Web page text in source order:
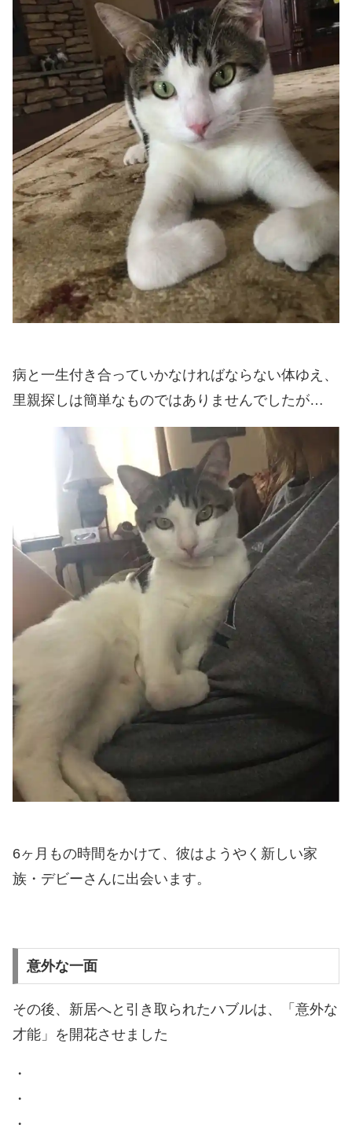
病と一生付き合っていかなければならない体ゆえ、
里親探しは簡単なものではありませんでしたが…
6ヶ月もの時間をかけて、彼はようやく新しい家
族・デビーさんに出会います。
意外な一面
その後、新居へと引き取られたハブルは、「意外な
才能」を開花させました
・
・
・